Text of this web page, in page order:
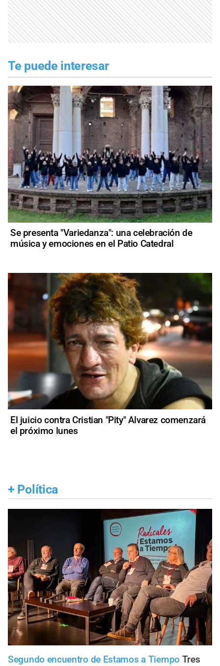
Te puede interesar
Se presenta "Variedanza": una celebración de
música y emociones en el Patio Catedral
El juicio contra Cristian "Pity" Alvarez comenzará
el próximo lunes
+ Política
Segundo encuentro de Estamos a Tiempo Tres